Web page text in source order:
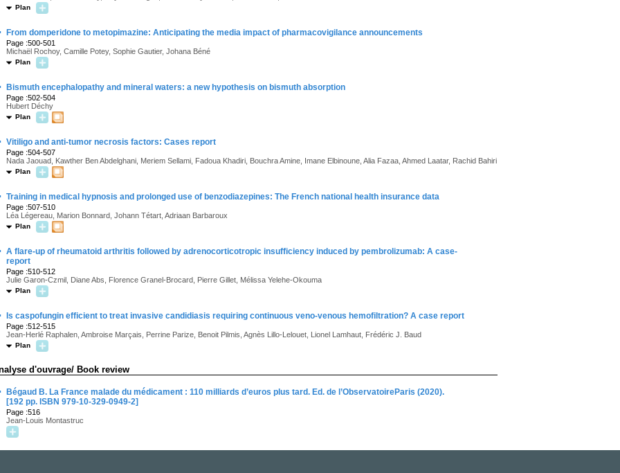
Plan
From domperidone to metopimazine: Anticipating the media impact of pharmacovigilance announcements
Page :500-501
Michaël Rochoy, Camille Potey, Sophie Gautier, Johana Béné
Plan
Bismuth encephalopathy and mineral waters: a new hypothesis on bismuth absorption
Page :502-504
Hubert Déchy
Plan
Vitiligo and anti-tumor necrosis factors: Cases report
Page :504-507
Nada Jaouad, Kawther Ben Abdelghani, Meriem Sellami, Fadoua Khadiri, Bouchra Amine, Imane Elbinoune, Alia Fazaa, Ahmed Laatar, Rachid Bahiri
Plan
Training in medical hypnosis and prolonged use of benzodiazepines: The French national health insurance data
Page :507-510
Léa Légereau, Marion Bonnard, Johann Tétart, Adriaan Barbaroux
Plan
A flare-up of rheumatoid arthritis followed by adrenocorticotropic insufficiency induced by pembrolizumab: A case-
report
Page :510-512
Julie Garon-Czmil, Diane Abs, Florence Granel-Brocard, Pierre Gillet, Mélissa Yelehe-Okouma
Plan
Is caspofungin efficient to treat invasive candidiasis requiring continuous veno-venous hemofiltration? A case report
Page :512-515
Jean-Herlé Raphalen, Ambroise Marçais, Perrine Parize, Benoit Pilmis, Agnès Lillo-Lelouet, Lionel Lamhaut, Frédéric J. Baud
Plan
d'ouvrage/ Book review
Bégaud B. La France malade du médicament : 110 milliards d’euros plus tard. Ed. de l’ObservatoireParis (2020).
[192 pp. ISBN 979-10-329-0949-2]
Page :516
Jean-Louis Montastruc